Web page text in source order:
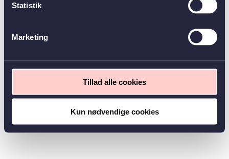
Statistik
Marketing
Tillad alle cookies
Kun nødvendige cookies